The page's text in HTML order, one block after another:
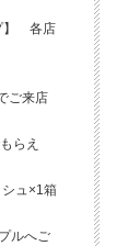
】 各店
ご来店
らえ
ュ×1箱
ルへご